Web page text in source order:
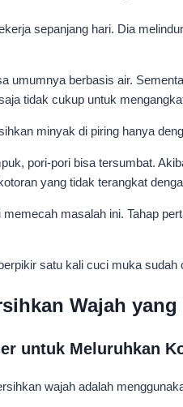
sepanjang hari. Dia
umumnya berbasis air.
tidak cukup untuk
minyak di piring hanya
pori-pori bisa tersumbat.
yang tidak terangkat
masalah ini. Tahap
satu kali cuci muka
Wajah yang
untuk Meluruhkan
wajah adalah